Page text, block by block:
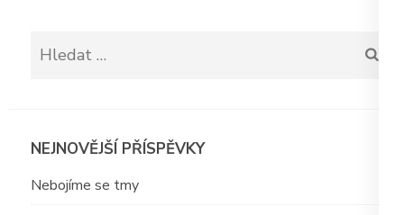
Vyhledávání
NEJNOVĚJŠÍ PŘÍSPĚVKY
Nebojíme se tmy